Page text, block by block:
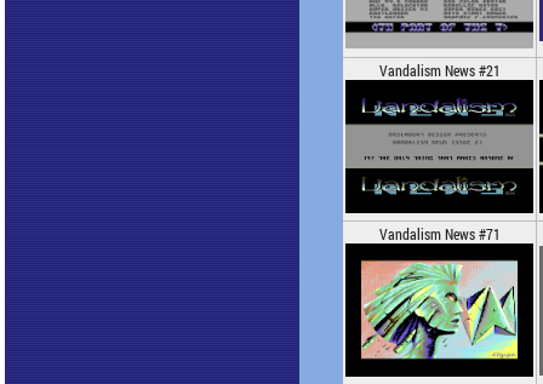
Vandalism News #21
Vandalism News #71